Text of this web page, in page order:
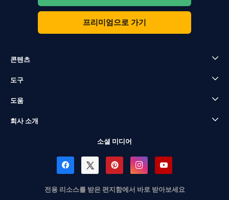
프리미엄으로 가기
콘텐츠
도구
도움
회사 소개
소셜 미디어
전용 리소스를 받은 편지함에서 바로 받아보세요